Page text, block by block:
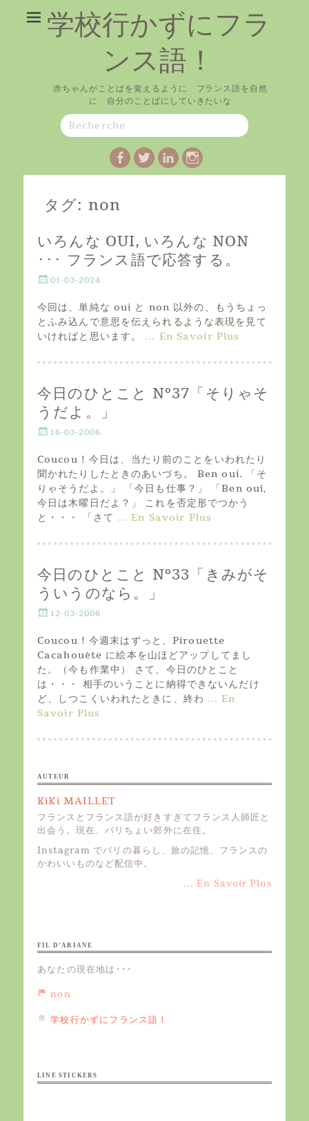
学校行かずにフラ
ンス語！
赤ちゃんがことばを覚えるように フランス語を自然
に 自分のことばにしていきたいな
Search
for:
Facebook
TwitterLinkedIn
Instagram
タグ: non
いろんな OUI, いろんな NON
･･･ フランス語で応答する。
P
s
t
e
d
n
01-03-2024
今回は、単純な oui と non 以外の、もうちょっ
とふみ込んで意思を伝えられるような表現を見て
いければと思います。 … En Savoir Plus
今日のひとこと Nº37「そりゃそ
うだよ。」
P
s
t
e
d
o
n
16-03-2006
Coucou ! 今日は、当たり前のことをいわれたり
聞かれたりしたときのあいづち。 Ben oui. 「そ
りゃそうだよ。」 「今日も仕事？」 「Ben oui,
今日は木曜日だよ？」 これを否定形でつかう
と・・・ 「さて … En Savoir Plus
今日のひとこと Nº33「きみがそ
ういうのなら。」
P
s
t
d
o
n
12-03-2006
Coucou ! 今週末はずっと、Pirouette
Cacahouète に絵本を山ほどアップしてまし
た。（今も作業中） さて、今日のひとこと
は・・・ 相手のいうことに納得できないんだけ
ど、しつこくいわれたときに、終わ … En
Savoir Plus
AUTEUR
KiKi MAILLET
フランスとフランス語が好きすぎてフランス人師匠と
出会う。現在、パリちょい郊外に在住。
Instagram でパリの暮らし、旅の記憶、フランスの
かわいいものなど配信中。
... En Savoir Plus
FIL D’ARIANE
あなたの現在地は･･･
non
学校行かずにフランス語！
LINE STICKERS